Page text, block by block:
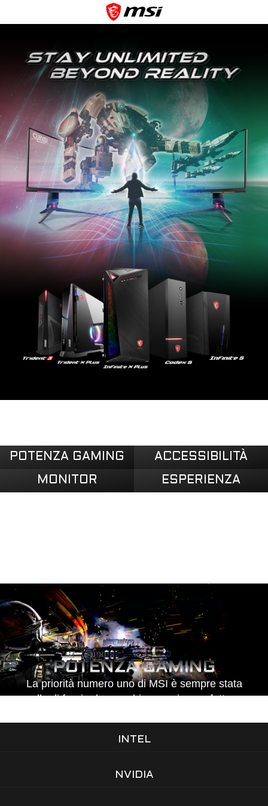
POTENZA GAMING ACCESSIBILITÀ
MONITOR ESPERIENZA
POTENZA GAMING
La priorità numero uno di MSI è sempre stata
quella di fornire la macchina gaming perfetta per
INTEL
NVIDIA